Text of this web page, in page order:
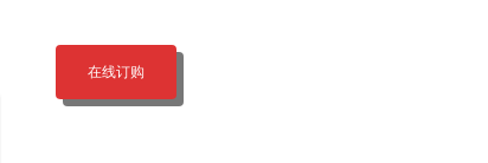
在线订购